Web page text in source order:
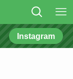
Instagram